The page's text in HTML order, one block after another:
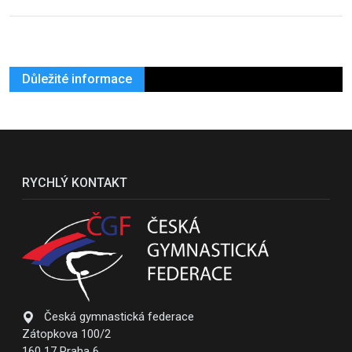
Důležité informace
RYCHLÝ KONTAKT
Česká gymnastická federace
Zátopkova 100/2